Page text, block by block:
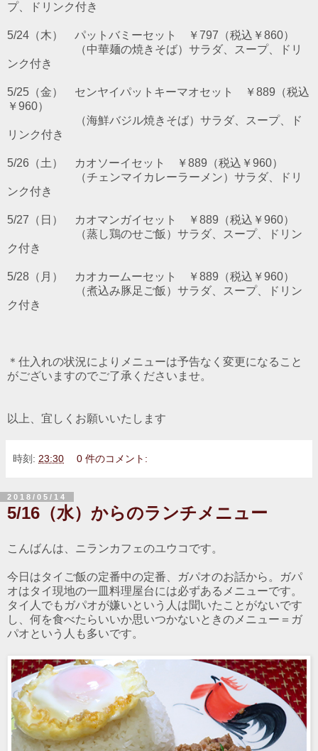
プ、ドリンク付き
5/24（木） パットバミーセット ￥797（税込￥860）
（中華麺の焼きそば）サラダ、スープ、ドリ
ンク付き
5/25（金） センヤイパットキーマオセット ￥889（税込
￥960）
（海鮮バジル焼きそば）サラダ、スープ、ド
リンク付き
5/26（土） カオソーイセット ￥889（税込￥960）
（チェンマイカレーラーメン）サラダ、ドリ
ンク付き
5/27（日） カオマンガイセット ￥889（税込￥960）
（蒸し鶏のせご飯）サラダ、スープ、ドリン
ク付き
5/28（月） カオカームーセット ￥889（税込￥960）
（煮込み豚足ご飯）サラダ、スープ、ドリン
ク付き
＊仕入れの状況によりメニューは予告なく変更になること
がございますのでご了承くださいませ。
以上、宜しくお願いいたします
時刻: 23:30 0 件のコメント:
2018/05/14
5/16（水）からのランチメニュー
こんばんは、ニランカフェのユウコです。
今日はタイご飯の定番中の定番、ガパオのお話から。ガパ
オはタイ現地の一皿料理屋台には必ずあるメニューです。
タイ人でもガパオが嫌いという人は聞いたことがないです
し、何を食べたらいいか思いつかないときのメニュー＝ガ
パオという人も多いです。